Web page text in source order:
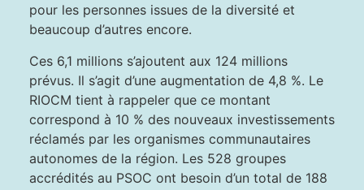
pour les personnes issues de la diversité et
beaucoup d’autres encore.
Ces 6,1 millions s’ajoutent aux 124 millions
prévus. Il s’agit d’une augmentation de 4,8 %. Le
RIOCM tient à rappeler que ce montant
correspond à 10 % des nouveaux investissements
réclamés par les organismes communautaires
autonomes de la région. Les 528 groupes
accrédités au PSOC ont besoin d’un total de 188